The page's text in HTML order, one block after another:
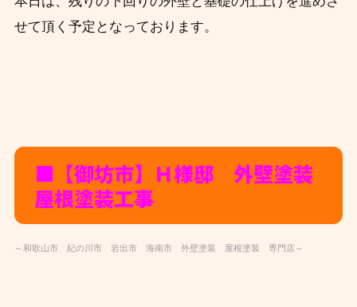
せて頂く予定となっております。
■【御坊市】Ｈ様邸 外壁塗装
屋根塗装工事
～和歌山市 紀の川市 岩出市 海南市 外壁塗装 屋根塗装 専門店～